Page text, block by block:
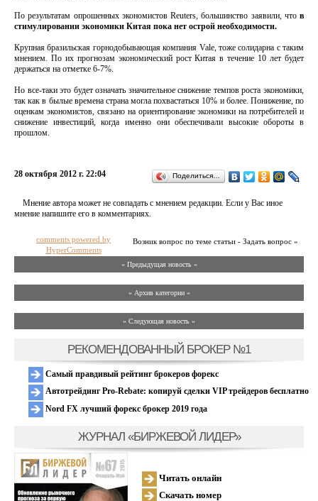
По результатам опрошенных экономистов Reuters, большинство заявили, чтов
стимулировании экономики Китая пока нет острой необходимости.
Крупная бразильская горнодобывающая компания Vale, тоже солидарна с таким
мнением. По их прогнозам экономический рост Китая в течение 10 лет будет
держаться на отметке 6-7%.
Но все-таки это будет означать значительное снижение темпов роста экономики,
так как в былые времена страна могла похвастаться 10% и более. Понижение, по
оценкам экономистов, связано на ориентирование экономики на потребителей и
снижение инвестиций, когда именно они обеспечивали высокие обороты в
прошлом.
28 октября 2012 г. 22:04 Поделиться…
Мнение автора может не совпадать с мнением редакции. Если у Вас иное
мнение напишите его в комментариях.
Возник вопрос по теме статьи - Задать вопрос »
comments powered by
HyperComments
« Предыдущая новость «
» Архив категории «
» Следующая новость »
РЕКОМЕНДОВАННЫЙ БРОКЕР №1
Самый правдивый рейтинг брокеров форекс
Автотрейдинг Pro-Rebate: копируй сделки VIP трейдеров бесплатно
Nord FX лучший форекс брокер 2019 года
ЖУРНАЛ «БИРЖЕВОЙ ЛИДЕР»
Читать онлайн
Скачать номер